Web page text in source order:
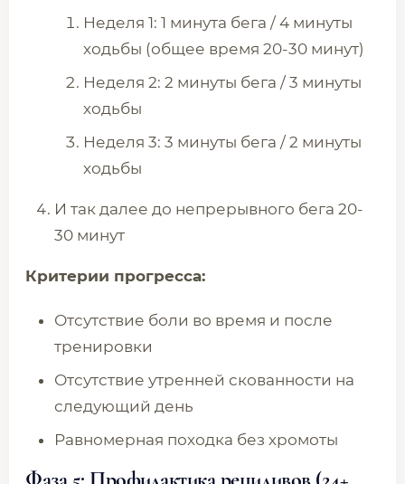
Неделя 1: 1 минута бега / 4 минуты
ходьбы (общее время 20-30 минут)
Неделя 2: 2 минуты бега / 3 минуты
ходьбы
Неделя 3: 3 минуты бега / 2 минуты
ходьбы
И так далее до непрерывного бега 20-
30 минут
Критерии прогресса:
Отсутствие боли во время и после
тренировки
Отсутствие утренней скованности на
следующий день
Равномерная походка без хромоты